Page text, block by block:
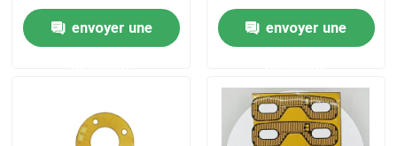
Vidéos
fonctionnement
jaune/noir -40 à 260 °C
envoyer une
alternatif
envoyer une